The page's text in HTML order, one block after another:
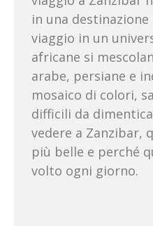
in una
viaggio in un
africane si
arabe, persiane e
mosaico di colori,
difficili da
vedere a Zanzibar,
più belle e perché
volto ogni giorno.